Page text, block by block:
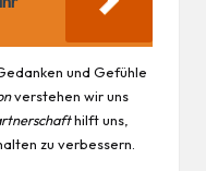
und Gefühle
verstehen wir uns
hilft uns,
zu verbessern.